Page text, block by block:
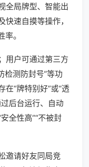
全局牌型、智能出
速自摸等操作，
。
用户可通过第三方
检测防封号”等功
在“牌特别好”或“透
后台运行、自动
全性高”“不被封
邀请好友同局竞